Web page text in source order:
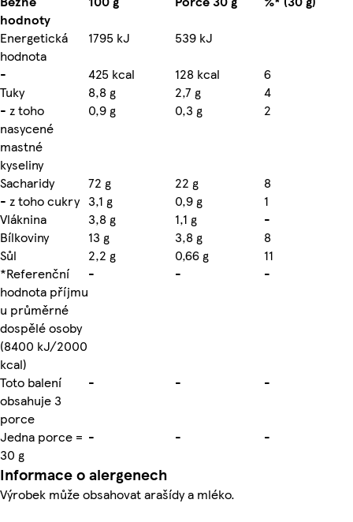
hodnoty
Energetická
hodnota
1795 kJ
539 kJ
-
425 kcal 128 kcal
6
Tuky
8,8 g 2,7 g
4
- z toho
nasycené
mastné
kyseliny
0,9 g 0,3 g 2
Sacharidy 72 g 22 g
8
- z toho cukry 3,1 g 0,9 g
1
Vláknina
3,8 g 1,1 g
-
Bílkoviny
13 g 3,8 g
8
Sůl
2,2 g 0,66 g
11
*Referenční
hodnota příjmu
u průměrné
dospělé osoby
(8400 kJ/2000
kcal)
- - -
Toto balení
obsahuje 3
porce
- - -
Jedna porce =
30 g
- - -
Informace o alergenech
Výrobek může obsahovat arašídy a mléko.